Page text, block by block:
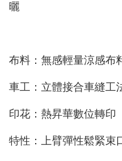
曬
布料：無感輕量涼感布
車工：立體接合車縫工
印花：熱昇華數位轉印
特性：上臂彈性鬆緊束